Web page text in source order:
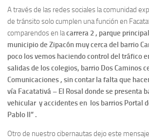
A través de las redes sociales la comunidad
de tránsito solo cumplen una función en
comparendos en lacarrera 2 , parque
municipio de Zipacón muy cerca del barrio
poco los vemos haciendo control del tráfico
salidas de los colegios, barrio Dos Caminos
Comunicaciones , sin contar la falta que
vía Facatativá – El Rosal donde se presenta
vehicular y accidentes en los barrios Portal
Pablo II” .
Otro de nuestro cibernautas dejo este